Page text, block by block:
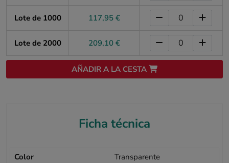
Lote de 1000 117,95 €
Lote de 2000 209,10 €
AÑADIR A LA CESTA
Ficha técnica
Color
Transparente